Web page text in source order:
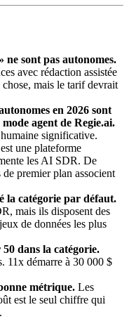
sont pas autonomes.
avec rédaction assistée
mais le tarif devrait
en 2026 sont
agent de Regie.ai.
significative.
une plateforme
les AI SDR. De
premier plan associent
la catégorie par défaut.
mais ils disposent des
de données les plus
dans la catégorie.
11x démarre à 30 000 $
métrique. Les
est le seul chiffre qui